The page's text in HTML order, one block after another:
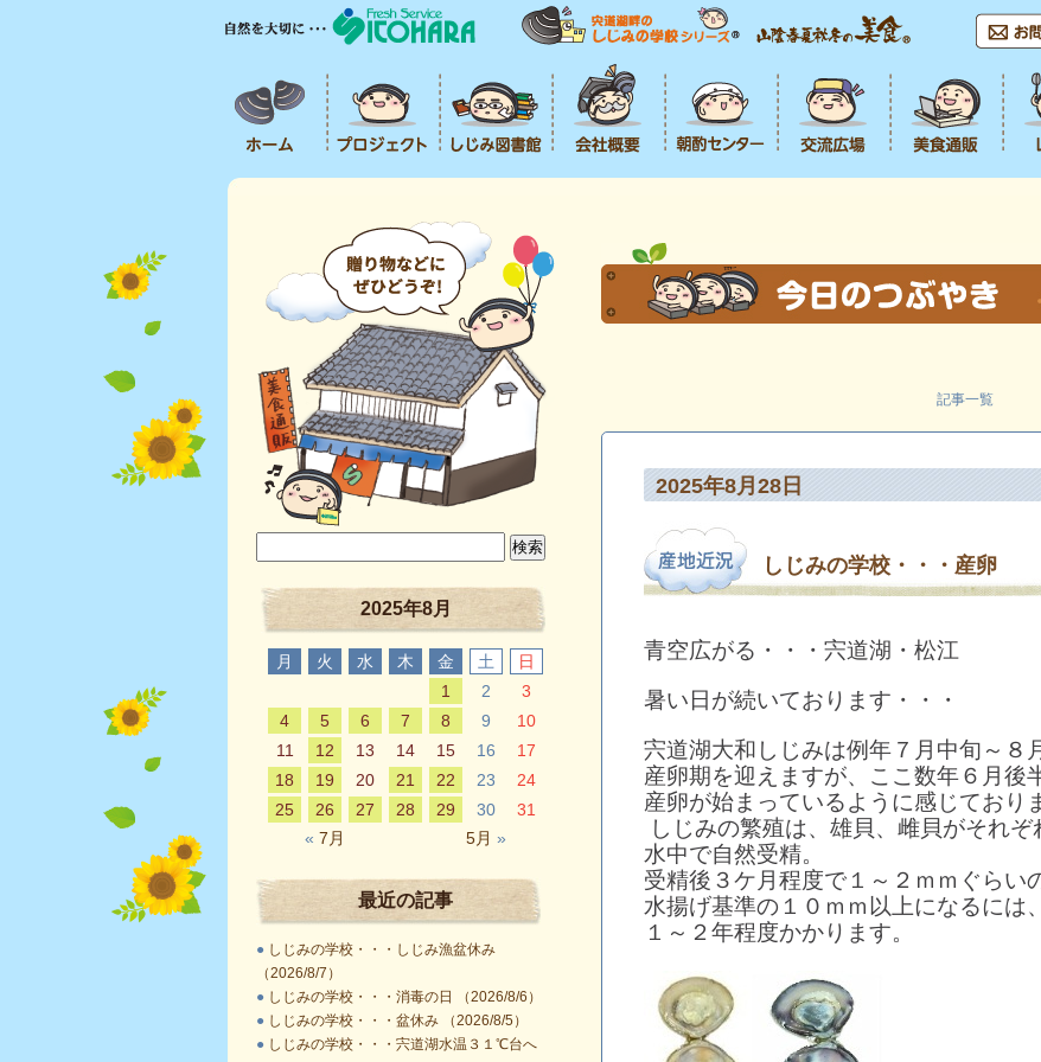
2025年8月
月 火 水 木 金 土 日
« 7月 5月 »
1 2
3
4
5 6 7 8 9
10
11
12 13 14 15 16
17
18
19 20 21 22 23
24
25
26 27 28 29 30 31
最近の記事
● しじみの学校・・・しじみ漁盆休み
（2026/8/7）
● しじみの学校・・・消毒の日 （2026/8/6）
● しじみの学校・・・盆休み （2026/8/5）
● しじみの学校・・・宍道湖水温３１℃台へ
記事一覧
2025年8月28日
しじみの学校・・・産卵
青空広がる・・・宍道湖・松江
暑い日が続いております・・・
宍道湖大和しじみは例年７月中旬～８
産卵期を迎えますが、ここ数年６月後
産卵が始まっているように感じており
しじみの繁殖は、雄貝、雌貝がそれぞ
水中で自然受精。
受精後３ケ月程度で１～２ｍｍぐらい
水揚げ基準の１０ｍｍ以上になるには、
１～２年程度かかります。